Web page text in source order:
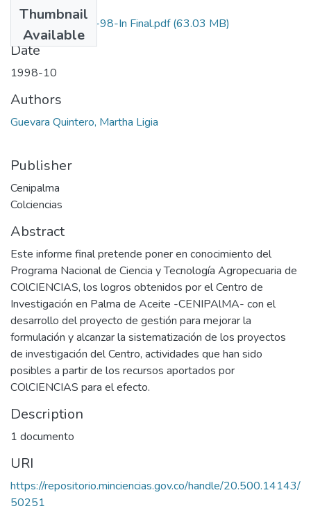
Thumbnail
Available
7262-07-119-98-In Final.pdf(63.03 MB)
Date
1998-10
Authors
Guevara Quintero, Martha Ligia
Publisher
Cenipalma
Colciencias
Abstract
Este informe final pretende poner en conocimiento del
Programa Nacional de Ciencia y Tecnología Agropecuaria de
COlCIENCIAS, los logros obtenidos por el Centro de
Investigación en Palma de Aceite -CENIPAlMA- con el
desarrollo del proyecto de gestión para mejorar la
formulación y alcanzar la sistematización de los proyectos
de investigación del Centro, actividades que han sido
posibles a partir de los recursos aportados por
COlCIENCIAS para el efecto.
Description
1 documento
URI
https://repositorio.minciencias.gov.co/handle/20.500.14143/
50251